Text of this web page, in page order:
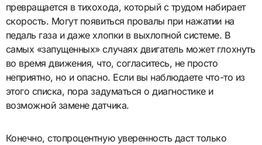
превращается в тихохода, который с трудом набирает
скорость. Могут появиться провалы при нажатии на
педаль газа и даже хлопки в выхлопной системе. В
самых «запущенных» случаях двигатель может глохнуть
во время движения, что, согласитесь, не просто
неприятно, но и опасно. Если вы наблюдаете что-то из
этого списка, пора задуматься о диагностике и
возможной замене датчика.
Конечно, стопроцентную уверенность даст только